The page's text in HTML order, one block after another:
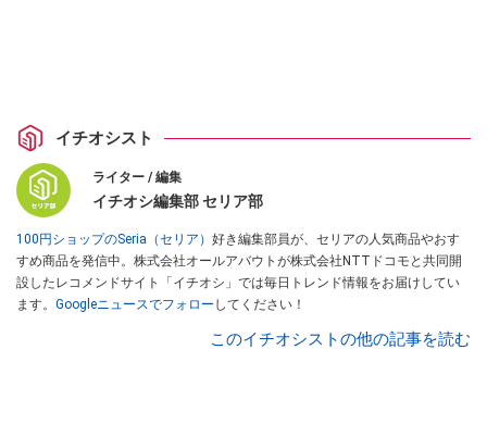
イチオシスト
ライター / 編集
イチオシ編集部 セリア部
100円ショップのSeria（セリア） 好き編集部員が、セリアの人気商品やおす
すめ商品を発信中。株式会社オールアバウトが株式会社NTTドコモと共同開
設したレコメンドサイト「イチオシ」では毎日トレンド情報をお届けしてい
ます。 Googleニュースでフォロー してください！
このイチオシストの他の記事を読む